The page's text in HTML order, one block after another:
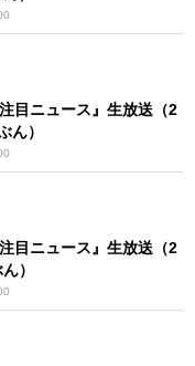
目ニュース』生放送（2
ん）
目ニュース』生放送（2
）